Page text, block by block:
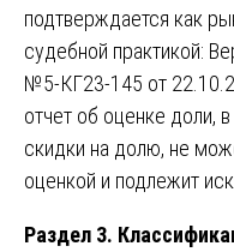
подтверждается как
судебной практикой:
№5-КГ23-145 от
отчет об оценке доли,
скидки на долю, не
оценкой и подлежит
Раздел 3.